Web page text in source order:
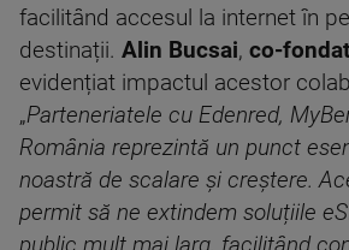
facilitând accesul la internet în
destinații. Alin Bucsai, co-
evidențiat impactul acestor
„Parteneriatele cu Edenred,
România reprezintă un punct
noastră de scalare și creștere.
permit să ne extindem soluțiile